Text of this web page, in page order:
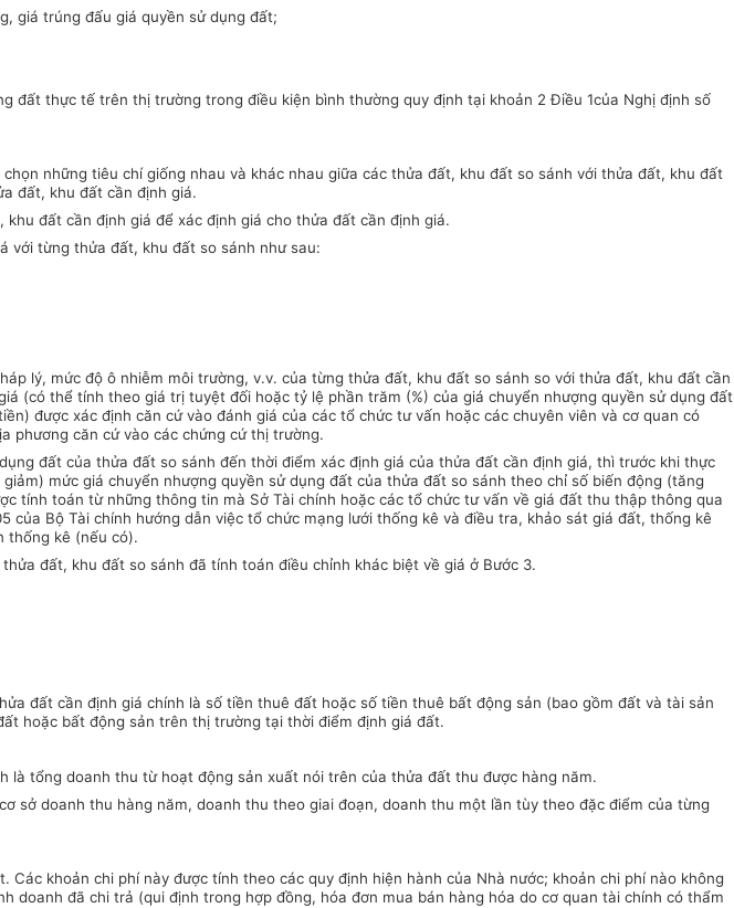
giá trúng đấu giá quyền sử dụng đất;
đất thực tế trên thị trường trong điều kiện bình thường quy định tại khoản 2 Điều 1của Nghị định số
những tiêu chí giống nhau và khác nhau giữa các thửa đất, khu đất so sánh với thửa đất, khu đất
đất, khu đất cần định giá.
đất cần định giá để xác định giá cho thửa đất cần định giá.
với từng thửa đất, khu đất so sánh như sau:
lý, mức độ ô nhiễm môi trường, v.v. của từng thửa đất, khu đất so sánh so với thửa đất, khu đất cần
(có thể tính theo giá trị tuyệt đối hoặc tỷ lệ phần trăm (%) của giá chuyển nhượng quyền sử dụng đất
được xác định căn cứ vào đánh giá của các tổ chức tư vấn hoặc các chuyên viên và cơ quan có
phương căn cứ vào các chứng cứ thị trường.
đất của thửa đất so sánh đến thời điểm xác định giá của thửa đất cần định giá, thì trước khi thực
mức giá chuyển nhượng quyền sử dụng đất của thửa đất so sánh theo chỉ số biến động (tăng
tính toán từ những thông tin mà Sở Tài chính hoặc các tổ chức tư vấn về giá đất thu thập thông qua
của Bộ Tài chính hướng dẫn việc tổ chức mạng lưới thống kê và điều tra, khảo sát giá đất, thống kê
thống kê (nếu có).
đất, khu đất so sánh đã tính toán điều chỉnh khác biệt về giá ở Bước 3.
đất cần định giá chính là số tiền thuê đất hoặc số tiền thuê bất động sản (bao gồm đất và tài sản
hoặc bất động sản trên thị trường tại thời điểm định giá đất.
tổng doanh thu từ hoạt động sản xuất nói trên của thửa đất thu được hàng năm.
sở doanh thu hàng năm, doanh thu theo giai đoạn, doanh thu một lần tùy theo đặc điểm của từng
khoản chi phí này được tính theo các quy định hiện hành của Nhà nước; khoản chi phí nào không
đã chi trả (qui định trong hợp đồng, hóa đơn mua bán hàng hóa do cơ quan tài chính có thẩm